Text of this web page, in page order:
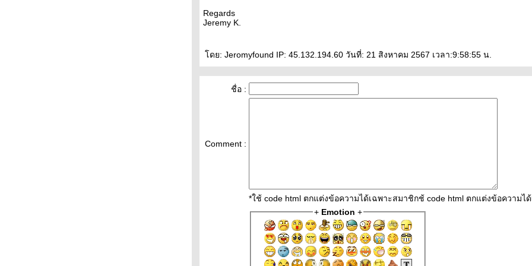
Regards
Jeremy K.
ดย: Jeromyfound IP: 45.132.194.60 วันที่: 21 สิงหาคม 2567 เวลา:9:58:55 น.
ชื่อ :
Comment :
*ใช้ code html ตกแต่งข้อความได้เฉพาะสมาชิกช้ code html ตกแต่งข้อความไ
+ Emotion +